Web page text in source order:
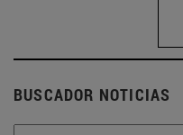
BUSCADOR NOTICIAS